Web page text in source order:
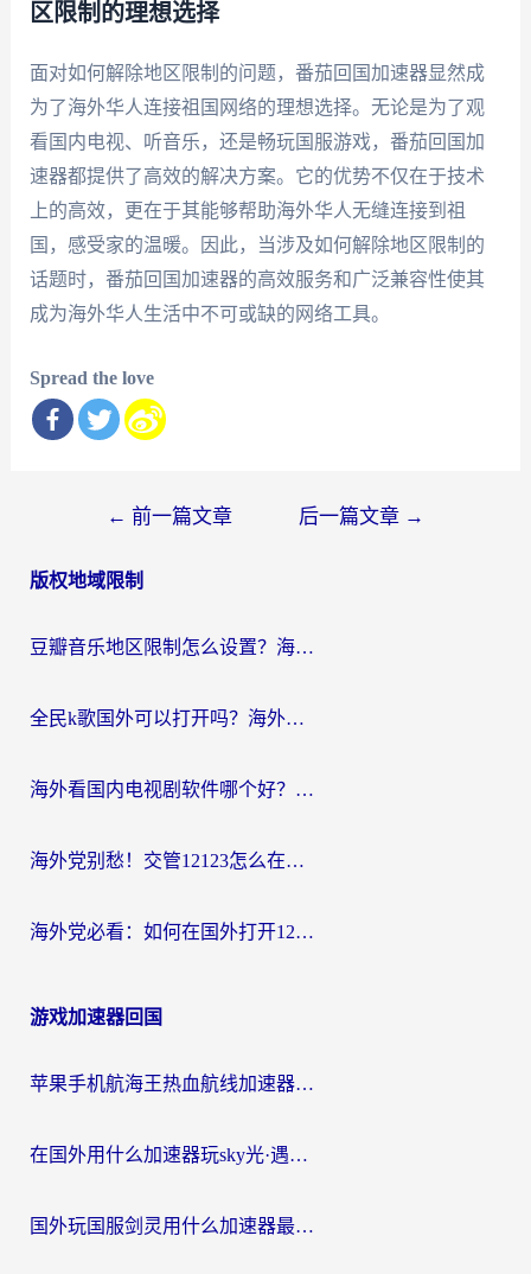
区限制的理想选择
面对如何解除地区限制的问题，番茄回国加速器显然成
为了海外华人连接祖国网络的理想选择。无论是为了观
看国内电视、听音乐，还是畅玩国服游戏，番茄回国加
速器都提供了高效的解决方案。它的优势不仅在于技术
上的高效，更在于其能够帮助海外华人无缝连接到祖
国，感受家的温暖。因此，当涉及如何解除地区限制的
话题时，番茄回国加速器的高效服务和广泛兼容性使其
成为海外华人生活中不可或缺的网络工具。
Spread the love
导
← 前一篇文章 后一篇文章 →
版权地域限制
豆瓣音乐地区限制怎么设置？海外党亲测有效的回国加速方案来了
全民k歌国外可以打开吗？海外党听国内音乐听书的实用指南
海外看国内电视剧软件哪个好？留学生亲测有效的追剧加速方案
海外党别愁！交管12123怎么在国外用？一篇搞定回国资源访问难题
海外党必看：如何在国外打开12123，解决小程序登录难题
游戏加速器回国
苹果手机航海王热血航线加速器从哪开启？海外玩家国服畅玩全攻略
在国外用什么加速器玩sky光·遇？海外玩家国服畅玩终极指南（附魔兽世界狂暴传奇解决方案）
国外玩国服剑灵用什么加速器最好？2026海外玩家亲测指南（附魔兽世界怀旧服精灵之境加速技巧）